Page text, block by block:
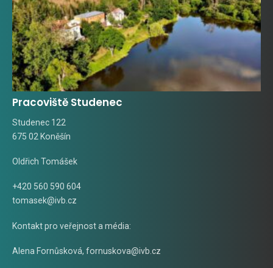
Pracoviště Studenec
Studenec 122
675 02 Koněšín
Oldřich Tomášek
+420 560 590 604
tomasek@ivb.cz
Kontakt pro veřejnost a média:
Alena Fornůsková, fornuskova@ivb.cz